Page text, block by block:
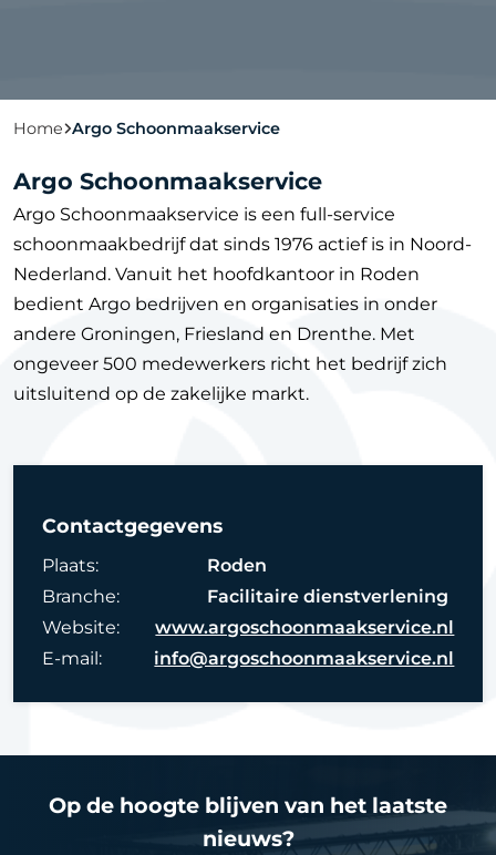
Home Argo Schoonmaakservice
Argo Schoonmaakservice
Argo Schoonmaakservice is een full-service
schoonmaakbedrijf dat sinds 1976 actief is in Noord-
Nederland. Vanuit het hoofdkantoor in Roden
bedient Argo bedrijven en organisaties in onder
andere Groningen, Friesland en Drenthe. Met
ongeveer 500 medewerkers richt het bedrijf zich
uitsluitend op de zakelijke markt.
Contactgegevens
Plaats:
Roden
Branche:
Facilitaire dienstverlening
Website:
www.argoschoonmaakservice.nl
E-mail:
info@argoschoonmaakservice.nl
Op de hoogte blijven van het laatste
nieuws?